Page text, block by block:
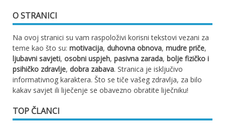
O STRANICI
Na ovoj stranici su vam raspoloživi korisni tekstovi vezani za
teme kao što su: motivacija, duhovna obnova, mudre priče,
ljubavni savjeti, osobni uspjeh, pasivna zarada, bolje fizičko i
psihičko zdravlje, dobra zabava. Stranica je isključivo
informativnog karaktera. Što se tiče vašeg zdravlja, za bilo
kakav savjet ili liječenje se obavezno obratite liječniku!
TOP ČLANCI